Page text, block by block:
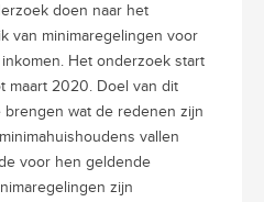
doen naar het
van minimaregelingen voor
Het onderzoek start
maart 2020. Doel van dit
wat de redenen zijn
vallen
voor hen geldende
zijn